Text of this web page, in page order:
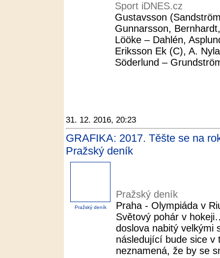
Sport iDNES.cz
Gustavsson
Gunnarsson,
Lööke – Dahlén,
Eriksson Ek (C), A.
Söderlund –
31. 12. 2016, 20:23
GRAFIKA: 2017. Těšte se na
Pražský deník
Pražský deník
Pražský deník
Praha - Olympiáda v
Světový pohár v
doslova nabitý velkými
následující bude sice v
neznamená, že by se